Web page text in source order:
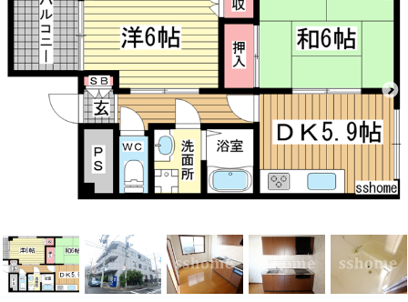
ペット飼育可物件
路線·駅から探す
地域から探す
地図から探す
店舗情報·アクセス
会社概要
メールでお問い合わせ